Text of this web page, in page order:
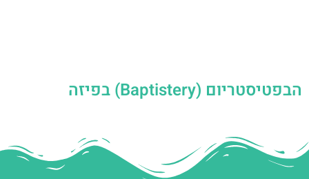
הבפטיסטריום (Baptistery) בפיזה